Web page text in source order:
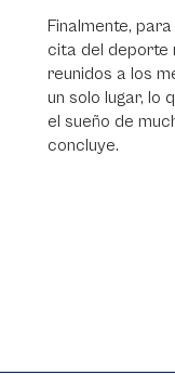
Finalmente,
cita del deporte
reunidos a los
un solo lugar, lo
el sueño de
concluye.